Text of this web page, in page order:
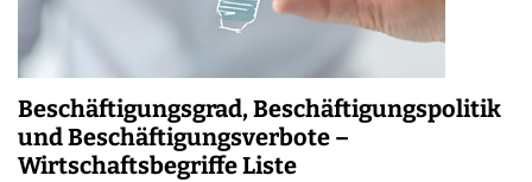
Beschäftigungsgrad, Beschäftigungspolitik
und Beschäftigungsverbote –
Wirtschaftsbegriffe Liste